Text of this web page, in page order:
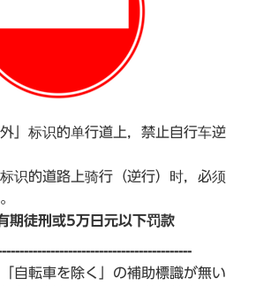
」标识的单行道上，禁止自行车逆
识的道路上骑行（逆行）时，必须
期徒刑或5万日元以下罚款
自転車を除く」の補助標識が無い